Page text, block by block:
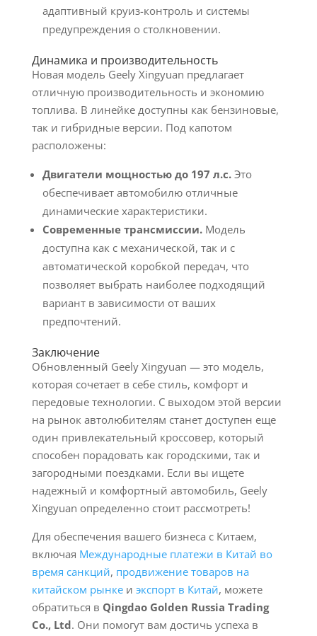
адаптивный круиз-контроль и системы
предупреждения о столкновении.
Динамика и производительность
Новая модель Geely Xingyuan предлагает
отличную производительность и экономию
топлива. В линейке доступны как бензиновые,
так и гибридные версии. Под капотом
расположены:
Двигатели мощностью до 197 л.с.Это
обеспечивает автомобилю отличные
динамические характеристики.
Современные трансмиссии.Модель
доступна как с механической, так и с
автоматической коробкой передач, что
позволяет выбрать наиболее подходящий
вариант в зависимости от ваших
предпочтений.
Заключение
Обновленный Geely Xingyuan — это модель,
которая сочетает в себе стиль, комфорт и
передовые технологии. С выходом этой версии
на рынок автолюбителям станет доступен еще
один привлекательный кроссовер, который
способен порадовать как городскими, так и
загородными поездками. Если вы ищете
надежный и комфортный автомобиль, Geely
Xingyuan определенно стоит рассмотреть!
Для обеспечения вашего бизнеса с Китаем,
включая Международные платежи в Китай во
время санкций, продвижение товаров на
китайском рынкеи экспорт в Китай, можете
обратиться в Qingdao Golden Russia Trading
Co., Ltd. Они помогут вам достичь успеха в